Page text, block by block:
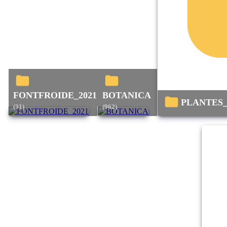
FONTFROIDE_2021
(31)
BOTANICA
(962)